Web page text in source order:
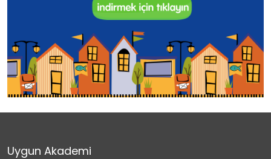
Uygun Akademi